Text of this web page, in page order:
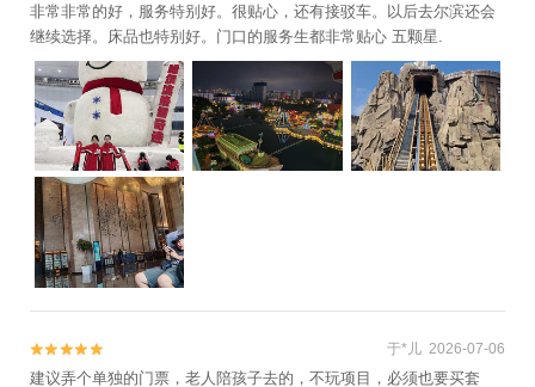
非常非常的好，服务特别好。很贴心，还有接驳车。以后去尔滨还会
继续选择。床品也特别好。门口的服务生都非常贴心 五颗星.

 于*儿 2026-07-06
建议弄个单独的门票，老人陪孩子去的，不玩项目，必须也要买套